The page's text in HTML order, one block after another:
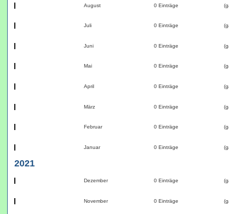
August 0 Einträge
Juli 0 Einträge
Juni 0 Einträge
Mai 0 Einträge
April 0 Einträge
März 0 Einträge
Februar 0 Einträge
Januar 0 Einträge
2021
Dezember 0 Einträge
November 0 Einträge